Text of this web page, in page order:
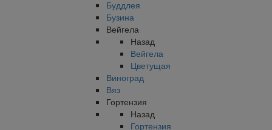
Буддлея
Бузина
Вейгела
Назад
Вейгела
Цветущая
Виноград
Вяз
Гортензия
Назад
Гортензия